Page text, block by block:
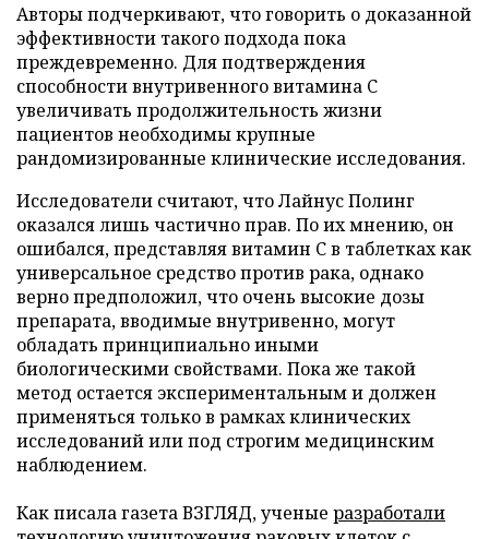
Авторы подчеркивают, что говорить о доказанной
эффективности такого подхода пока
преждевременно. Для подтверждения
способности внутривенного витамина C
увеличивать продолжительность жизни
пациентов необходимы крупные
рандомизированные клинические исследования.
Исследователи считают, что Лайнус Полинг
оказался лишь частично прав. По их мнению, он
ошибался, представляя витамин C в таблетках как
универсальное средство против рака, однако
верно предположил, что очень высокие дозы
препарата, вводимые внутривенно, могут
обладать принципиально иными
биологическими свойствами. Пока же такой
метод остается экспериментальным и должен
применяться только в рамках клинических
исследований или под строгим медицинским
наблюдением.
Как писала газета ВЗГЛЯД, ученые разработали